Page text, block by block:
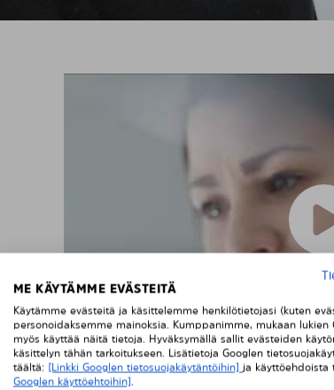
ME KÄYTÄMME EVÄSTEITÄ
Käytämme evästeitä ja käsittelemme henkilötietojasi (kuten
personoidaksemme mainoksia. Kumppanimme, mukaan lukien
myös käyttää näitä tietoja. Hyväksymällä sallit evästeiden
käsittelyn tähän tarkoitukseen. Lisätietoja Googlen
täältä: [Linkki Googlen tietosuojakäytäntöihin]ja käyttöehdoista
Googlen käyttöehtoihin].